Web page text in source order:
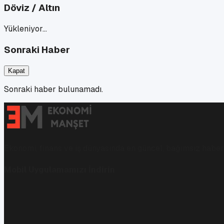
Döviz / Altın
Yükleniyor…
Sonraki Haber
Kapat
Sonraki haber bulunamadı.